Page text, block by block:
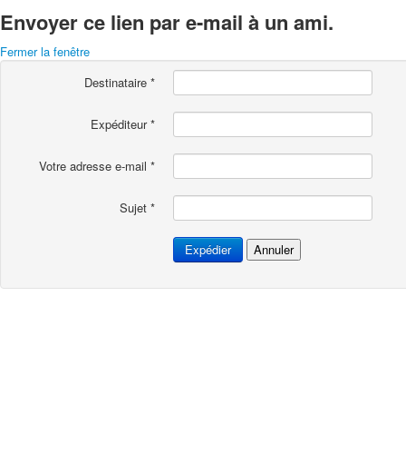
Envoyer ce lien par e-mail à un ami.
Fermer la fenêtre
Destinataire *
Expéditeur*
Votre adresse e-mail *
Sujet *
Expédier Annuler